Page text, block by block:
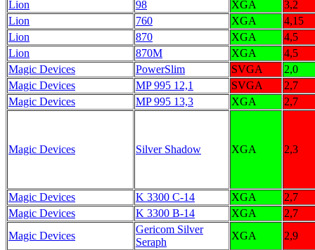
Lion
98 XGA
3,2
Lion
760 XGA
4,15
Lion
870 XGA
4,5
Lion
870M XGA
4,5
Magic Devices
PowerSlim SVGA
2,0
Magic Devices
MP 995 12,1 SVGA
2,7
Magic Devices
MP 995 13,3 XGA 2,7
Magic Devices Silver Shadow XGA 2,3
Magic Devices K 3300 C-14 XGA
2,7
Magic Devices
K 3300 B-14 XGA
2,7
Magic Devices
Gericom Silver
Seraph
XGA
2,9